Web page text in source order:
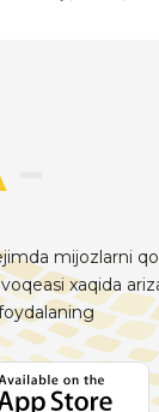
mijozlarni
xaqida